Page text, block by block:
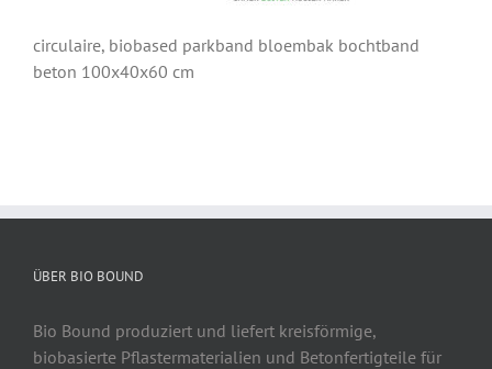
circulaire, biobased parkband bloembak bochtband
beton 100x40x60 cm
ÜBER BIO BOUND
Bio Bound produziert und liefert kreisförmige,
biobasierte Pflastermaterialien und Betonfertigteile für